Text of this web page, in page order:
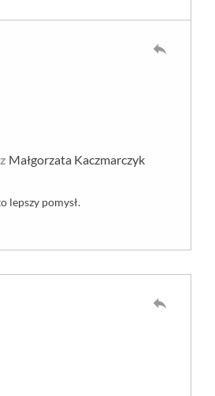
Małgorzata Kaczmarczyk
lepszy pomysł.
reply
reply